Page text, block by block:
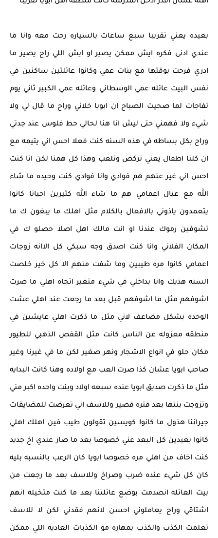
بعيده يعني تقريبا سبع ساعات بالسياره رحت معه وانا ما
عندي ادنى فكره ايش ممكن يصير او ايش اللي راح يصير ما
ادري فرحت بوقتها مع بنات عمي وكانوا عائلتين ساكنين في
نفس البيت عائله عمي الوسطاني وعائله عمي الكبير ثاني يوم
تفاجات لما صحيت الصباح ان ابويا خلاني وراح ما قال لي ولا
شيء ولا فهمني حتى ليش انا هنا لحالي حط فلوس عند جدتي
وراح بكل بساطه في هذه السنه كنت فعلا احس اني يتيمه مع
ان كلنا اطفال يعني نركض ونلعب وهذا كل همنا لكن انا كنت
احس اني غير عنهم هم فوادي وانا فوادي كنت وحيده ما شاء
الله مع عيال اعمامي هم ما شاء الله كثيرين احيانا كانوا
يتعمدون ياذوني بالافعال بالكلام مثل اهلك ما يبغون ك ما
تشوفين رموك عندنا او انت مالك اهل اصلا حصلو ك في
المكان الفلاني وانا كنت اصدق وجه سبكي كل الاانه زوجات
اعمامي كانوا مره طيبين وما شفت منهم الا كل خير خلصت
السنه هذيك وانا بداخلي في شيء متغير اتجاه اهلي ما صرت
اشوفهم مثل ما اشوفهم قبل بعد ما رجعت عند اهلي عشت
الوحده بشكل مضاعف لاني مثل ما ذكرت اهلي عايشين في
منطقه معزوله عن الناس كانت مثل القفص الذهبي للطيور
مكان حلو في انواع الاشجار ونهر صغير لكن ما في غيرنا وغير
صاحب ابويا عشان كذا صرت العب مع اولاده وهنا كانت البدايه
مثل ما ذكرت صديق ابويا عنده سبعه اولاد وبنت واحده اكبر مني
وتزوجت بنتها بعد فتره قصير وللاسف اني تعرضت للمضايقات
جيراننا هذول ما كانوا كويسين تقولون طيب فين اهلك اهلي
كانوا بعيدين كل البعد عني خصوصا بعد ما صار عندي اخ جديد
كنت اخاف من اهلي مره خصوصا ابويا كان الرعب بالنسبه بليه
كان كل شيء عنده ضرب وصراخ وللاسف بعد ما رجعت من
بيت العائله انصدمت بوضع عائلتنا بعد ما كنت متخيله انهم
اشتاقي وراح يعاملوني احسن لانهم فقدني لكن لا للاسف
تعلمت الكذب والكذب بمهاره مو الكذبات العاديه اللي ممكن